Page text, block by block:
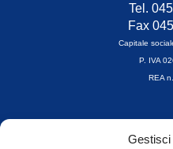
Gestisci
Tel.
Fax
Capitale
P. IVA
REA
Orari